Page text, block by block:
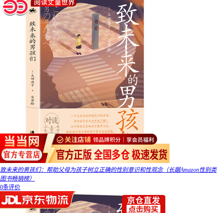
致未来的男孩们：帮助父母为孩子树立正确的性别意识和性观念（长踞Amazon性别类
图书畅销榜）
0条评价